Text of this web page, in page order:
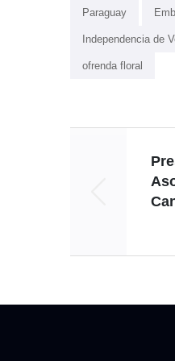
Paraguay
Independencia de
ofrenda floral